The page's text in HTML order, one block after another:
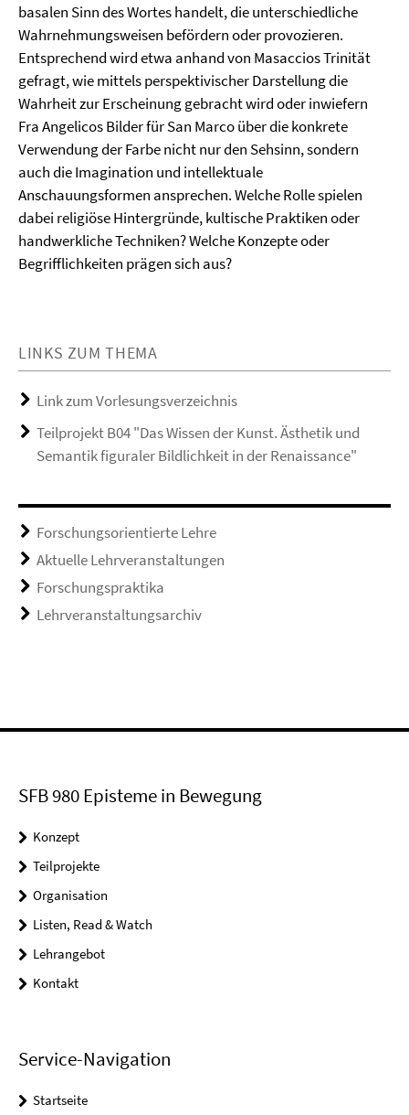
basalen Sinn des Wortes handelt, die unterschiedliche
Wahrnehmungsweisen befördern oder provozieren.
Entsprechend wird etwa anhand von Masaccios Trinität
gefragt, wie mittels perspektivischer Darstellung die
Wahrheit zur Erscheinung gebracht wird oder inwiefern
Fra Angelicos Bilder für San Marco über die konkrete
Verwendung der Farbe nicht nur den Sehsinn, sondern
auch die Imagination und intellektuale
Anschauungsformen ansprechen. Welche Rolle spielen
dabei religiöse Hintergründe, kultische Praktiken oder
handwerkliche Techniken? Welche Konzepte oder
Begrifflichkeiten prägen sich aus?
LINKS ZUM THEMA
Link zum Vorlesungsverzeichnis
Teilprojekt B04 "Das Wissen der Kunst. Ästhetik und
Semantik figuraler Bildlichkeit in der Renaissance"
Forschungsorientierte Lehre
Aktuelle Lehrveranstaltungen
Forschungspraktika
Lehrveranstaltungsarchiv
SFB 980 Episteme in Bewegung
Konzept
Teilprojekte
Organisation
Listen, Read & Watch
Lehrangebot
Kontakt
Service-Navigation
Startseite